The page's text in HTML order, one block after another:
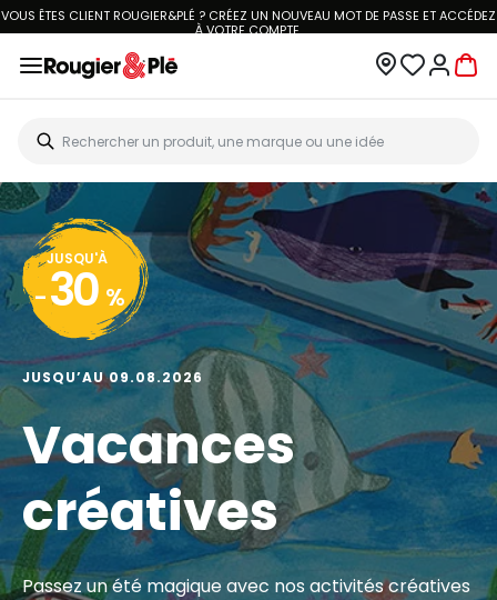
VOUS ÊTES CLIENT ROUGIER&PLÉ ? CRÉEZ UN NOUVEAU MOT DE PASSE ET ACCÉDEZ
ÀVOTRE COMPTE.
JUSQU'À
- 30 %
JUSQU’AU 09.08.2026
Vacances
créatives
Passez un été magique avec nos activités créatives